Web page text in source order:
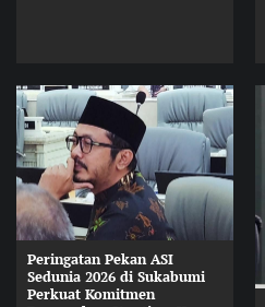
Peringatan Pekan ASI
Sedunia 2026 di Sukabumi
Perkuat Komitmen